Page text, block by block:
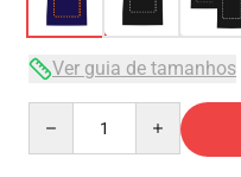
Ver guia de tamanhos